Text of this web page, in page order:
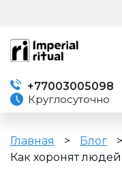
+77003005098
Круглосуточно
Главная > Блог >
Как хоронят